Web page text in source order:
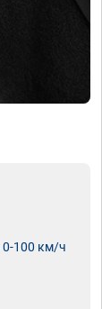
0-100 км/ч